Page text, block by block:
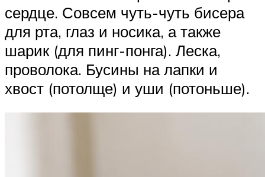
сердце. Совсем чуть-чуть бисера
для рта, глаз и носика, а также
шарик (для пинг-понга). Леска,
проволока. Бусины на лапки и
хвост (потолще) и уши (потоньше).